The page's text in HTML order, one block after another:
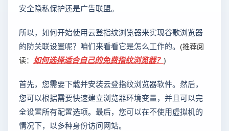
安全隐私保护还是广告联盟。
所以，如何开始使用云登指纹浏览器来实现谷歌浏览器
的防关联设置呢？咱们来看看它是怎么工作的。 (推荐阅
读： 如何选择适合自己的免费指纹浏览器？ )
首先，您需要下载并安装云登指纹浏览器软件。然后，
您可以根据需要快速建立浏览器环境变量，并且可以完
全设置所有配置选项。最后，您可以在不使用虚拟机的
情况下，以多种身份访问网站。